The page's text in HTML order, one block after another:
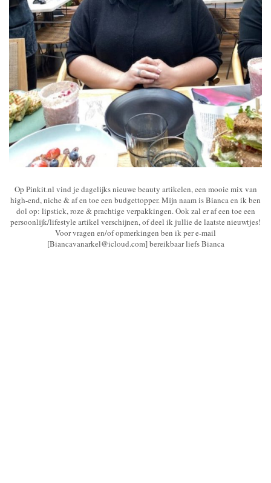
Op Pinkit.nl vind je dagelijks nieuwe beauty artikelen, een mooie mix van
high-end, niche & af en toe een budgettopper. Mijn naam is Bianca en ik ben
dol op: lipstick, roze & prachtige verpakkingen. Ook zal er af een toe een
persoonlijk/lifestyle artikel verschijnen, of deel ik jullie de laatste nieuwtjes!
Voor vragen en/of opmerkingen ben ik per e-mail
[Biancavanarkel@icloud.com] bereikbaar liefs Bianca